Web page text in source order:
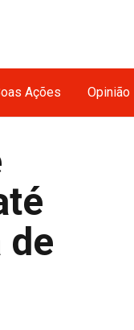
Ações Opinião